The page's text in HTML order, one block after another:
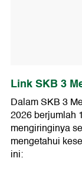
Link SKB 3
Dalam SKB 3
2026 berjumlah
mengiringinya
mengetahui
ini: